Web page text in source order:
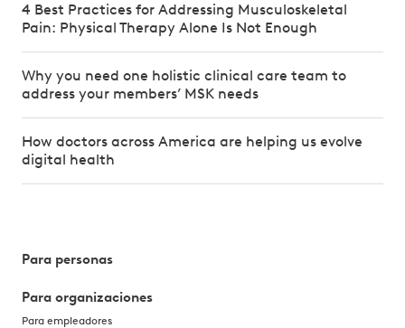
4 Best Practices for Addressing Musculoskeletal
Pain: Physical Therapy Alone Is Not Enough
Why you need one holistic clinical care team to
address your members’ MSK needs
How doctors across America are helping us evolve
digital health
Para personas
Para organizaciones
Para empleadores